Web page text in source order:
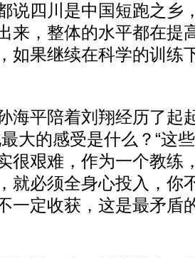
说四川是中国短跑之乡
来，整体的水平都在提
如果继续在科学的训练
平陪着刘翔经历了起
大的感受是什么？“这
很艰难，作为一个教练
就必须全身心投入，你
一定收获，这是最矛盾